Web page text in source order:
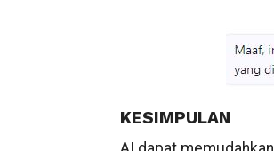
KESIMPULAN